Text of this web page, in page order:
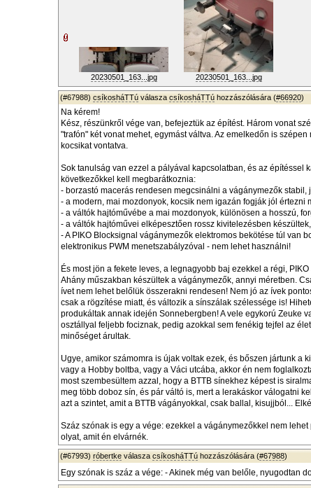
20230501_163...jpg 20230501_163...jpg
(#67988) csíkosháTTú válasza csíkosháTTú hozzászólására (#66920)
Na kérem!
Kész, részünkről vége van, befejeztük az építést. Három vonat
"trafón" két vonat mehet, egymást váltva. Az emelkedőn is
kocsikat vontatva.
Sok tanulság van ezzel a pályával kapcsolatban, és az építéssel
következőkkel kell megbarátkoznia:
- borzastó macerás rendesen megcsinálni a vágánymezők stabil,
- a modern, mai mozdonyok, kocsik nem igazán fogják jól értezni
- a váltók hajtóművébe a mai mozdonyok, különösen a hosszú,
- a váltók hajtóművei elképesztően rossz kivitelezésben
- A PIKO Blocksignal vágánymezők elektromos bekötése túl van
elektronikus PWM menetszabályzóval - nem lehet használni!
És most jön a fekete leves, a legnagyobb baj ezekkel a régi,
Ahány műszakban készültek a vágánymezők, annyi méretben.
ívet nem lehet belőlük összerakni rendesen! Nem jó az ívek
csak a rögzítése miatt, és változik a sínszálak szélessége is!
produkáltak annak idején Sonnebergben! A vele egykorú Zeuke
osztállyal feljebb fociznak, pedig azokkal sem fenékig tejfel az
minőséget árultak.
Ugye, amikor számomra is újak voltak ezek, és bőszen jártunk a
vagy a Hobby boltba, vagy a Váci utcába, akkor én nem
most szembesültem azzal, hogy a BTTB sínekhez képest is
meg több doboz sín, és pár váltó is, mert a lerakáskor válogatni
azt a szintet, amit a BTTB vágányokkal, csak ballal, kisujjból...
Száz szónak is egy a vége: ezekkel a vágánymezőkkel nem
olyat, amit én elvárnék.
(#67993) róbertke válasza csíkosháTTú hozzászólására (#67988)
Egy szónak is száz a vége: - Akinek még van belőle, nyugodtan